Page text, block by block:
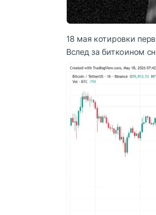
18 мая котировки
Вслед за биткоином